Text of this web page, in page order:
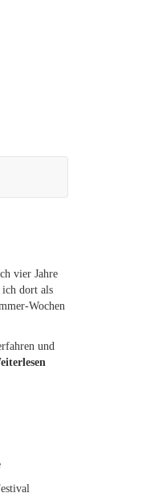
vier Jahre
ich dort als
Wochen
und